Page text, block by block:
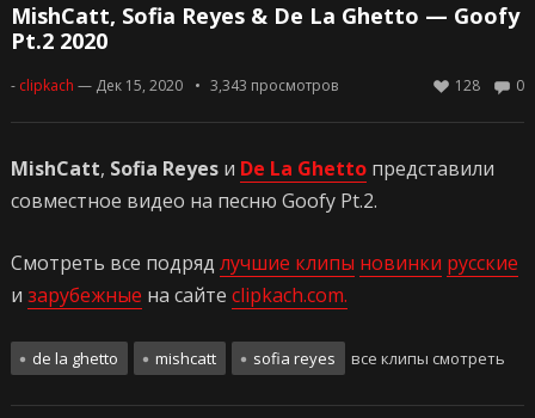
MishCatt, Sofia Reyes & De La Ghetto — Goofy
Pt.2 2020
- clipkach — Дек 15, 2020 3,343 просмотров 0
128
MishCatt, Sofia Reyesи De La Ghettoпредставили
совместное видео на песню Goofy Pt.2.
Смотреть все подряд лучшие клипы новинки русские
и зарубежные на сайте clipkach.com.
de la ghetto mishcatt sofia reyes все клипы смотреть